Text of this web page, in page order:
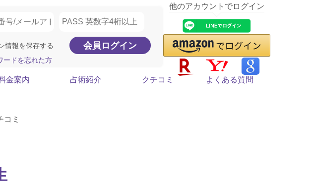
情報を保存する
ードを忘れた方
他のアカウントでログイン
金案内 占術紹介 クチコミ よくある質問
コミ